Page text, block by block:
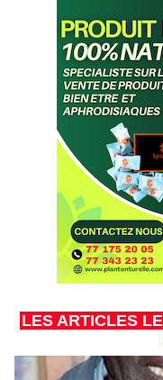
LES ARTICLES